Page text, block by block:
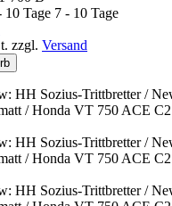
7 - 10 Tage
zzgl. Versand